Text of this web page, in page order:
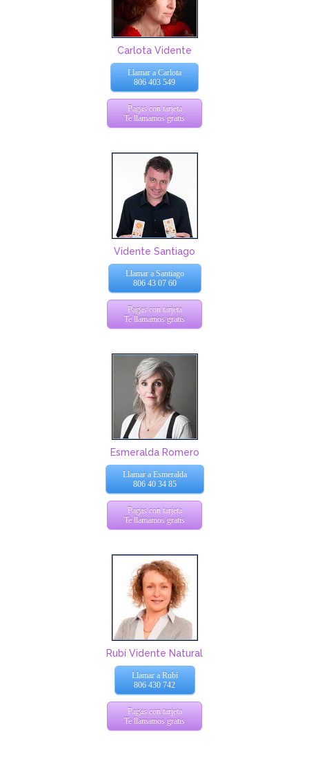
Carlota Vidente
Llamar a Carlota
806 403 549
Pagas con tarjeta
Te llamamos gratis
Vidente Santiago
Llamar a Santiago
806 43 07 60
Pagas con tarjeta
Te llamamos gratis
Esmeralda Romero
Llamar a Esmeralda
806 40 34 85
Pagas con tarjeta
Te llamamos gratis
Rubí Vidente Natural
Llamar a Rubí
806 430 742
Pagas con tarjeta
Te llamamos gratis